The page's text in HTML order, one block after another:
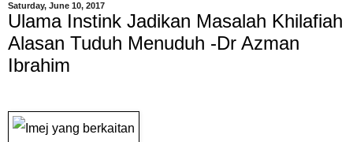
Saturday, June 10, 2017
Ulama Instink Jadikan Masalah Khilafiah
Alasan Tuduh Menuduh -Dr Azman
Ibrahim